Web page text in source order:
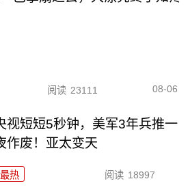
阅读 23111 08-06
视短短5秒钟，美军3年兵推一
作废！亚太变天
最热 阅读 18997